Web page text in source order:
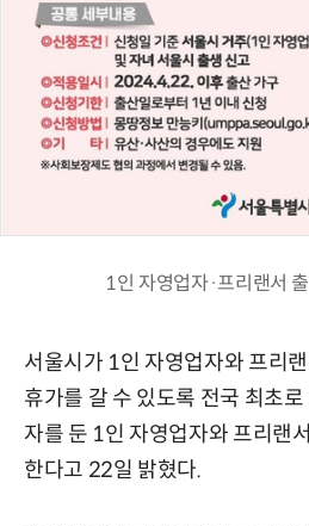
1인 자영업자·프리랜서
서울시가 1인 자영업자와 프리
휴가를 갈 수 있도록 전국 최초
자를 둔 1인 자영업자와 프리랜
한다고 22일 밝혔다.